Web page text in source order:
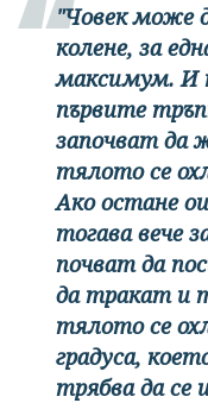
"Човек може
колене, за
максимум. И
първите
започват да
тялото се
Ако остане
тогава вече
почват да
да тракат и
тялото се
градуса,
трябва да се